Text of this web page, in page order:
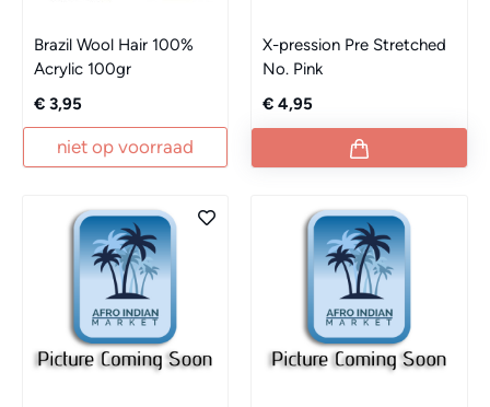
Brazil Wool Hair 100%
Acrylic 100gr
€ 3,95
niet op voorraad
X-pression Pre Stretched
No. Pink
€ 4,95